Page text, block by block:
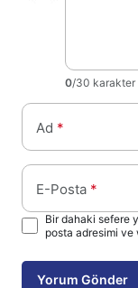
0/30 karakter
Ad *
E-Posta *
Bir dahaki sefere
posta adresimi ve
Yorum Gönder